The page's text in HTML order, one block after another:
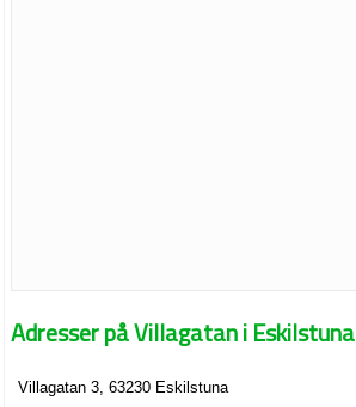
Adresser på Villagatan i Eskilstuna
Villagatan 3, 63230 Eskilstuna